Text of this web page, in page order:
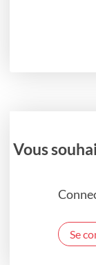
Vous
Se